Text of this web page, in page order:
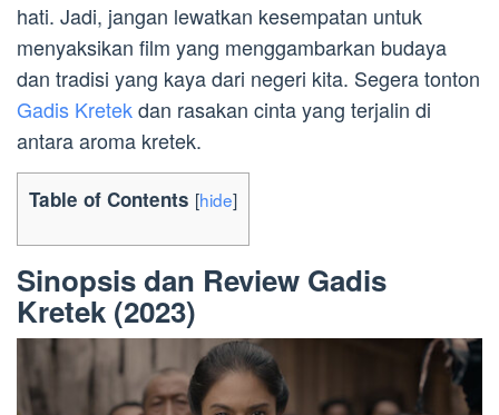
hati. Jadi, jangan lewatkan kesempatan untuk
menyaksikan film yang menggambarkan budaya
dan tradisi yang kaya dari negeri kita. Segera tonton
Gadis Kretekdan rasakan cinta yang terjalin di
antara aroma kretek.
Table of Contents [hide]
Sinopsis dan Review Gadis
Kretek (2023)